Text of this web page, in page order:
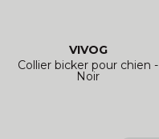
VIVOG
Collier bicker pour chien -
Noir